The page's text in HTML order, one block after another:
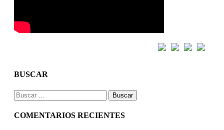
BUSCAR
Buscar:
COMENTARIOS RECIENTES